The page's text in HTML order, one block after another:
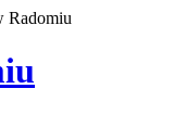
Radomiu